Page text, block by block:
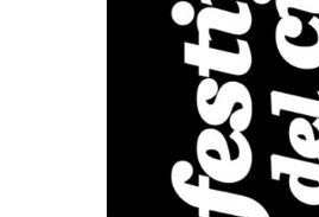
Bilancio di missione
News e
Appuntamenti